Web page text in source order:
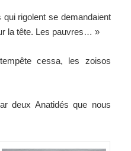
rigolent se demandaient
la tête. Les pauvres… »
cessa, les zoisos
deux Anatidés que nous